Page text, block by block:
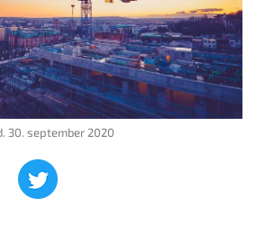
30. september 2020